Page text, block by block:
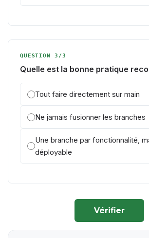
QUESTION 3/3
Quelle est la bonne pratique
Tout faire directement sur main
Ne jamais fusionner les branches
Une branche par fonctionnalité,
déployable
Vérifier